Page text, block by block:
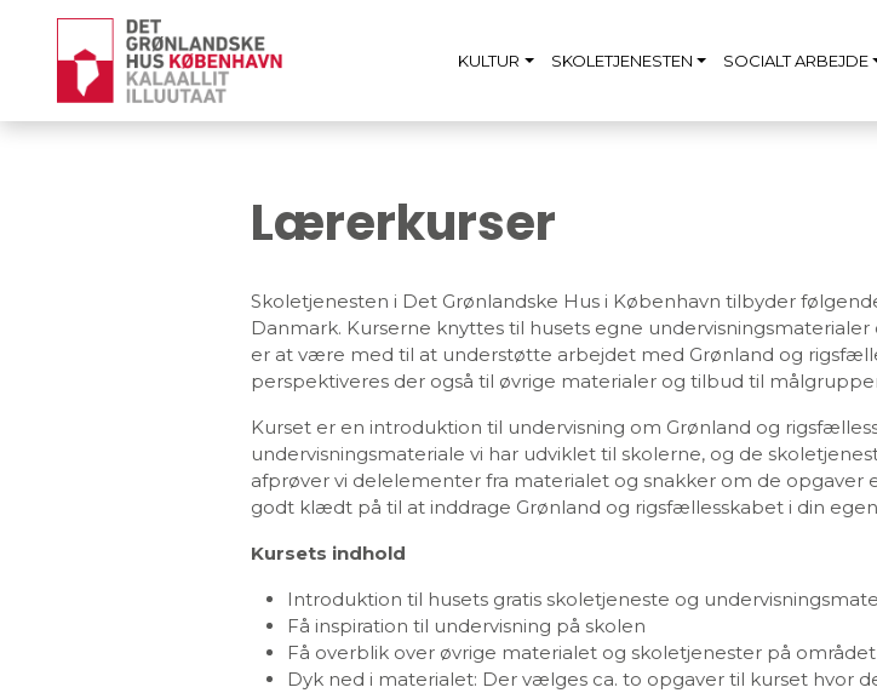
KULTUR SKOLETJENESTEN SOCIALT ARBEJDE
Lærerkurser
Skoletjenesten i Det Grønlandske Hus i København tilbyder
Danmark. Kurserne knyttes til husets egne
er at være med til at understøtte arbejdet med Grønland og
perspektiveres der også til øvrige materialer og tilbud til
Kurset er en introduktion til undervisning om Grønland og
undervisningsmateriale vi har udviklet til skolerne, og de
afprøver vi delelementer fra materialet og snakker om de
godt klædt på til at inddrage Grønland og rigsfællesskabet i din
Kursets indhold
Introduktion til husets gratis skoletjeneste og
Få inspiration til undervisning på skolen
Få overblik over øvrige materialet og skoletjenester på området
Dyk ned i materialet: Der vælges ca. to opgaver til kurset hvor